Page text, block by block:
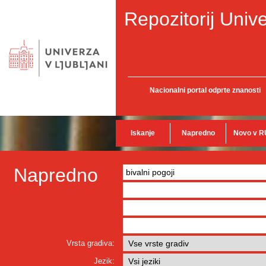
Repozitorij
Nacionalni portal odprte znanosti
Iskanje Napredno Novo v
Napredno
Vrsta gradiva:
Jezik: